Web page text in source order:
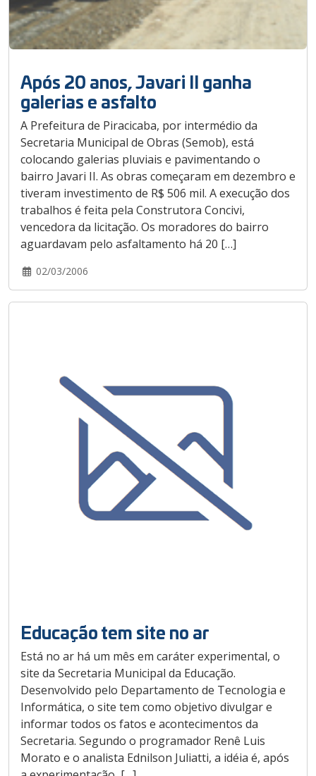
Após 20 anos, Javari II ganha
galerias e asfalto
A Prefeitura de Piracicaba, por intermédio da
Secretaria Municipal de Obras (Semob), está
colocando galerias pluviais e pavimentando o
bairro Javari II. As obras começaram em dezembro e
tiveram investimento de R$ 506 mil. A execução dos
trabalhos é feita pela Construtora Concivi,
vencedora da licitação. Os moradores do bairro
aguardavam pelo asfaltamento há 20 […]
02/03/2006
Educação tem site no ar
Está no ar há um mês em caráter experimental, o
site da Secretaria Municipal da Educação.
Desenvolvido pelo Departamento de Tecnologia e
Informática, o site tem como objetivo divulgar e
informar todos os fatos e acontecimentos da
Secretaria. Segundo o programador Renê Luis
Morato e o analista Ednilson Juliatti, a idéia é, após